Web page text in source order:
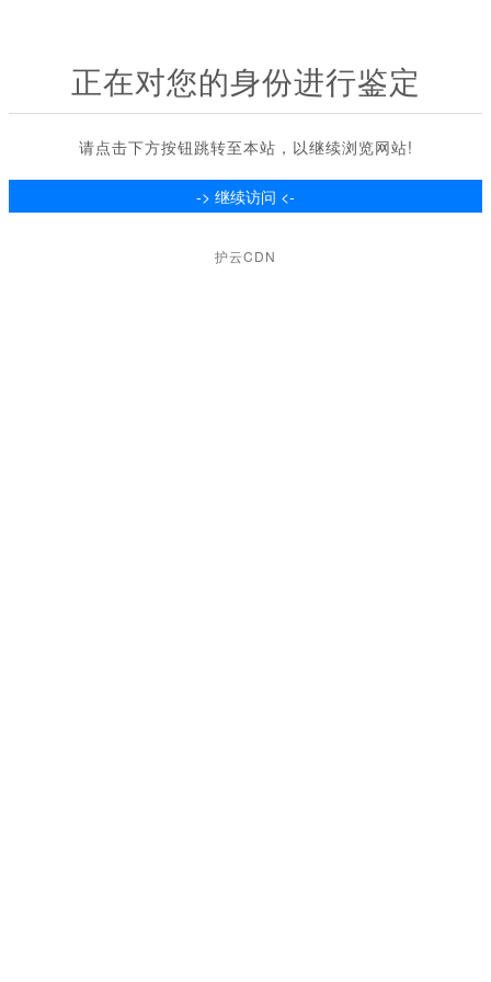
正在对您的身份进行鉴定
请点击下方按钮跳转至本站，以继续浏览网站!
护云CDN